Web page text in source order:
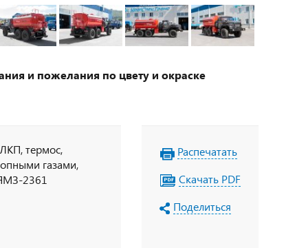
и пожелания по цвету и окраске
термос,
газами,
2361
Распечатать
Скачать PDF
Поделиться